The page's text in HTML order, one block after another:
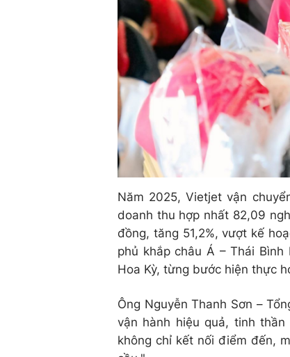
Năm 2025, Vietjet vận
doanh thu hợp nhất 82,09
đồng, tăng 51,2%, vượt kế
phủ khắp châu Á – Thái
Hoa Kỳ, từng bước hiện thực
Ông Nguyễn Thanh Sơn –
vận hành hiệu quả, tinh
không chỉ kết nối điểm đến,